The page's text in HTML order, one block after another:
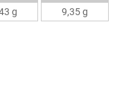
g
9,35 g